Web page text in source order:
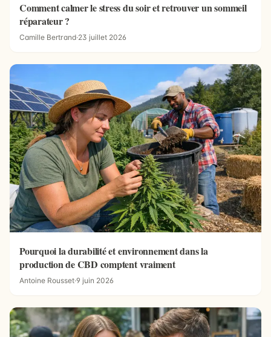
Comment calmer le stress du soir et retrouver un sommeil
réparateur ?
Camille Bertrand·23 juillet 2026
Pourquoi la durabilité et environnement dans la
production de CBD comptent vraiment
Antoine Rousset·9 juin 2026